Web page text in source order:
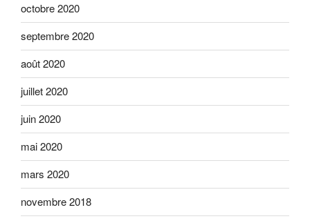
octobre 2020
septembre 2020
août 2020
juillet 2020
juin 2020
mai 2020
mars 2020
novembre 2018